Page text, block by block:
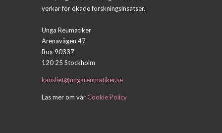
verkar för ökade forskningsinsatser.
Unga Reumatiker
Arenavägen 47
Box 90337
120 25 Stockholm
kansliet@ungareumatiker.se
Läs mer om vårCookie Policy